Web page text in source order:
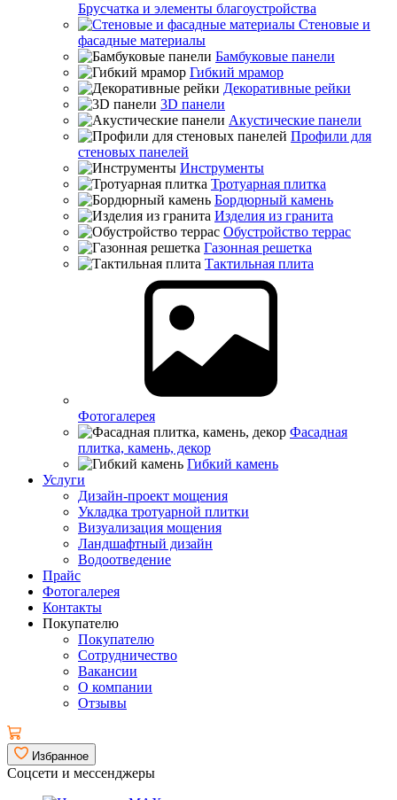
Брусчатка и элементы благоустройства
Стеновые и
фасадные материалы
Бамбуковые панели
Гибкий мрамор
Декоративные рейки
3D панели
Акустические панели
Профили для
стеновых панелей
Инструменты
Тротуарная плитка
Бордюрный камень
Изделия из гранита
Обустройство террас
Газонная решетка
Тактильная плита
Фотогалерея
Фасадная
плитка, камень, декор
Гибкий камень
Услуги
Дизайн-проект мощения
Укладка тротуарной плитки
Визуализация мощения
Ландшафтный дизайн
Водоотведение
Прайс
Фотогалерея
Контакты
Покупателю
Покупателю
Сотрудничество
Вакансии
О компании
Отзывы
Избранное
Соцсети и мессенджеры